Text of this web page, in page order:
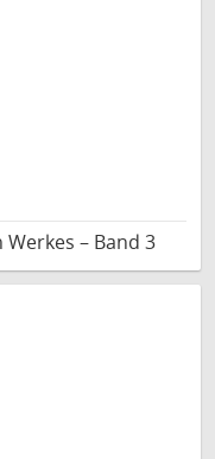
– Band 3